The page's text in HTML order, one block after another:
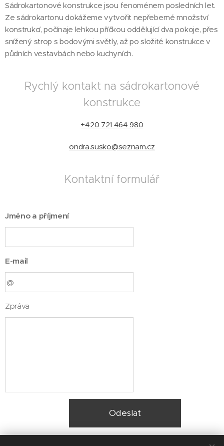
Sádrokartonové konstrukce jsou fenoménem posledních let.
Ze sádrokartonu dokážeme vytvořit nepřeberné množství
konstrukcí, počínaje lehkou příčkou oddělující dva pokoje, přes
snížený strop s bodovými světly, až po složité konstrukce v
půdních vestavbách nebo kuchyních.
Rychlý kontakt na sádrokartonové
konstrukce
+420 721 464 980
ondra.susko@seznam.cz
Kontaktní formulář
Jméno a příjmení
E-mail
Zpráva
Odeslat